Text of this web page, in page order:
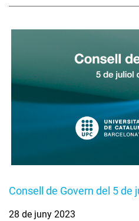
Consell de Govern del 5 de
28 de juny 2023